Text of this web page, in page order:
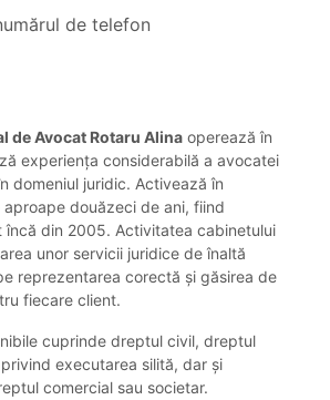
de telefon
de Avocat Rotaru Alina operează în
experiența considerabilă a avocatei
domeniul juridic. Activează în
douăzeci de ani, fiind
încă din 2005. Activitatea cabinetului
unor servicii juridice de înaltă
reprezentarea corectă și găsirea de
fiecare client.
cuprinde dreptul civil, dreptul
executarea silită, dar și
comercial sau societar.